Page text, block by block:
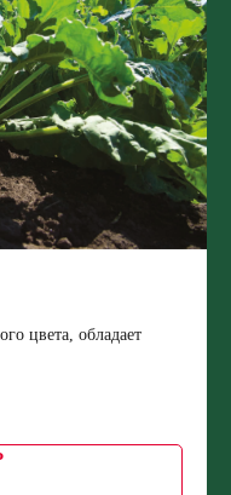
цвета, обладает